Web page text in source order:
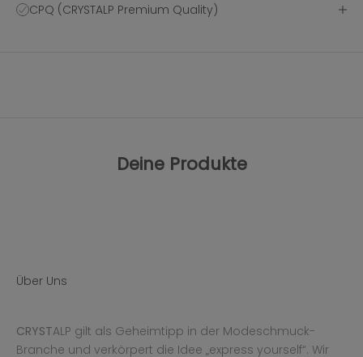
CPQ (CRYSTALP Premium Quality)
Deine Produkte
Über Uns
CRYSTALP gilt als Geheimtipp in der Modeschmuck-
Branche und verkörpert die Idee „express yourself“. Wir